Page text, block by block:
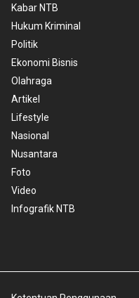
Kabar NTB
Hukum Kriminal
Politik
Ekonomi Bisnis
Olahraga
Artikel
Lifestyle
Nasional
Nusantara
Foto
Video
Infografik NTB